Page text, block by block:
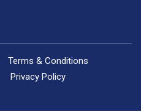
Terms & Conditions
Privacy Policy